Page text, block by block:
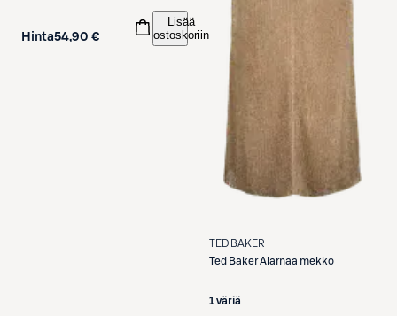
Hinta54,90 €
Lisää
ostoskoriin
TED BAKER
Ted BakerAlarnaa mekko
1 väriä